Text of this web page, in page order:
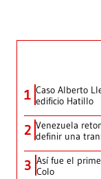
1 Caso Alberto
edificio Hatillo
2 Venezuela
definir una
3 Así fue el
Colo